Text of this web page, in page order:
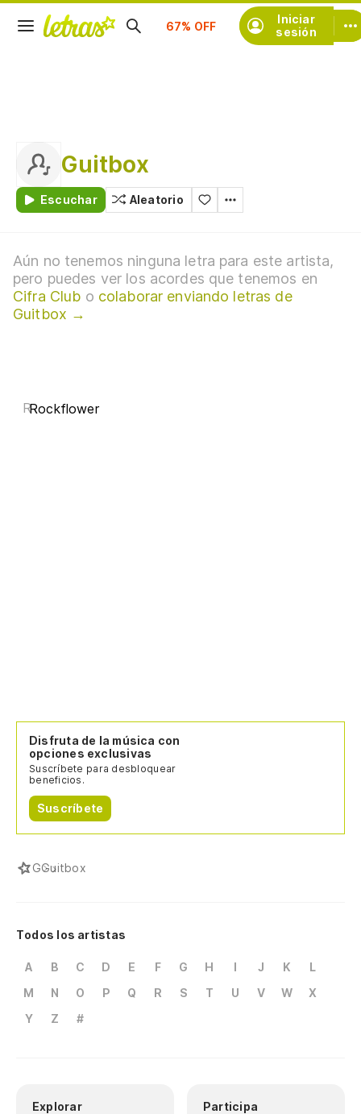
Iniciar
sesión
Suscríbete
Guitbox
Escuchar Aleatorio
Aún no tenemos ninguna letra para este artista,
pero puedes ver los acordes que tenemos en
Cifra Club o colaborar enviando letras de
Guitbox →
RRockflower
Disfruta de la música con
opciones exclusivas
Suscríbete para desbloquear
beneficios.
Suscríbete
GGuitbox
Todos los artistas
A B C D E F G H I J K
L
M
N O P Q R S T U V W
X
Y
Z #
Explorar Participa